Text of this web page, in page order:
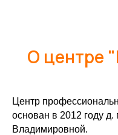
О центре
Центр
основан в 2012 году
Владимировной.